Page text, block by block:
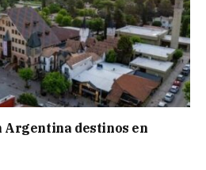
Argentina destinos en